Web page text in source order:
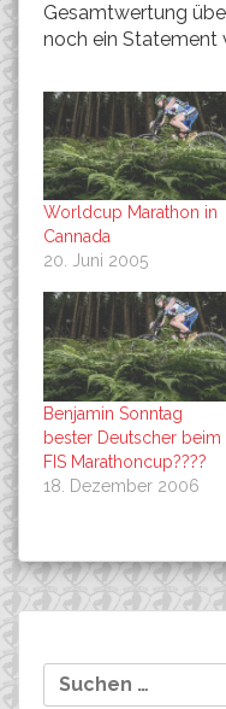
Gesamtwertung
noch ein Statement
Worldcup Marathon in
Cannada
20. Juni 2005
Benjamin Sonntag
bester Deutscher beim
FIS Marathoncup????
18. Dezember 2006